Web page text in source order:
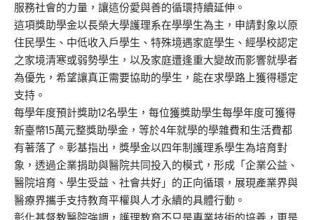
服務社會的力量，讓這份愛與善的循環持續延伸。
這項獎助學金以長榮大學護理系在學學生為主，申請對象以原
住民學生、中低收入戶學生、特殊境遇家庭學生、經學校認定
之家境清寒或弱勢學生，以及家庭遭逢重大變故而影響就學者
為優先，希望讓真正需要協助的學生，能在求學路上獲得穩定
支持。
每學年度預計獎助12名學生，每位獲獎助學生每學年度可獲得
新臺幣15萬元整獎助學金，等於4年就學的學雜費和生活費都
有著落了。彰基指出，獎學金以四年制護理系學生為培育對
象，透過企業捐助與醫院共同投入的模式，形成「企業公益、
醫院培育、學生受益、社會共好」的正向循環，展現產業界與
醫療界攜手支持教育平權與人才永續的具體行動。